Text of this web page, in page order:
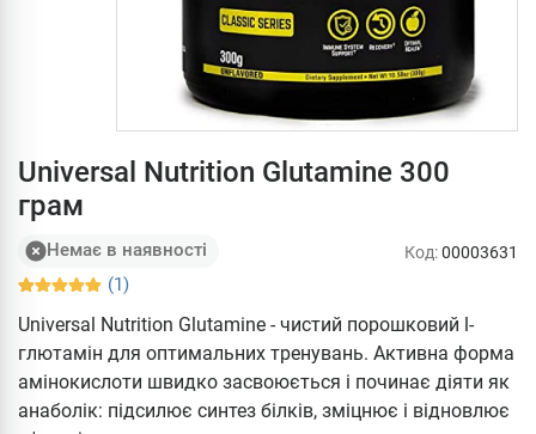
Universal Nutrition Glutamine 300
грам
Немає в наявності
(1)
Код:00003631
Universal Nutrition Glutamine - чистий порошковий l-
глютамін для оптимальних тренувань. Активна форма
амінокислоти швидко засвоюється і починає діяти як
анаболік: підсилює синтез білків, зміцнює і відновлює